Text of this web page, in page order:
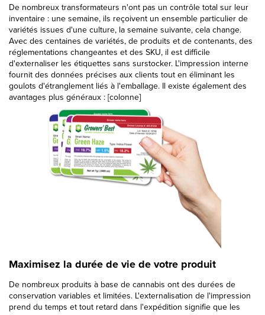
De nombreux transformateurs n'ont pas un contrôle total sur leur
inventaire : une semaine, ils reçoivent un ensemble particulier de
variétés issues d'une culture, la semaine suivante, cela change.
Avec des centaines de variétés, de produits et de contenants, des
réglementations changeantes et des SKU, il est difficile
d'externaliser les étiquettes sans surstocker. L'impression interne
fournit des données précises aux clients tout en éliminant les
goulots d'étranglement liés à l'emballage. Il existe également des
avantages plus généraux : [colonne]
Maximisez la durée de vie de votre produit
De nombreux produits à base de cannabis ont des durées de
conservation variables et limitées. L'externalisation de l'impression
prend du temps et tout retard dans l'expédition signifie que les